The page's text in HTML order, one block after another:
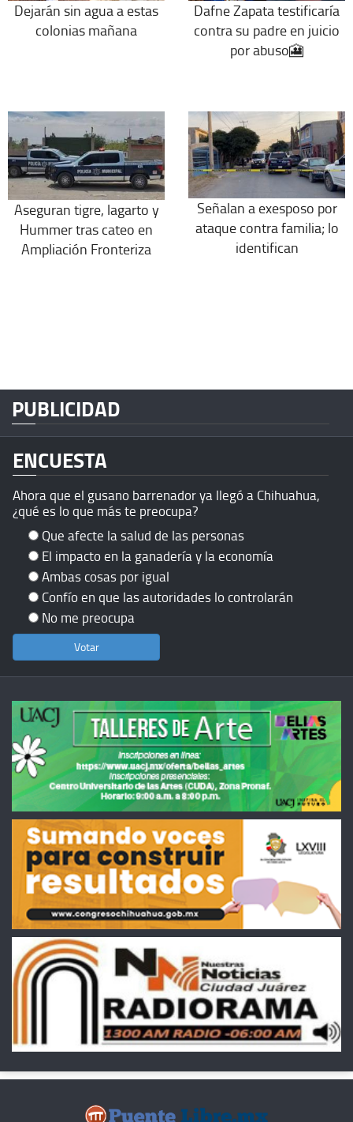
Dejarán sin agua a estas
colonias mañana
Dafne Zapata testificaría
contra su padre en juicio
por abuso🎦
Aseguran tigre, lagarto y
Hummer tras cateo en
Ampliación Fronteriza
Señalan a exesposo por
ataque contra familia; lo
identifican
PUBLICIDAD
ENCUESTA
Ahora que el gusano barrenador ya llegó a Chihuahua,
¿qué es lo que más te preocupa?
Que afecte la salud de las personas
El impacto en la ganadería y la economía
Ambas cosas por igual
Confío en que las autoridades lo controlarán
No me preocupa